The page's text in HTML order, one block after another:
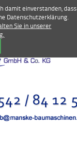
damit einverstanden, dass
Datenschutzerklärung.
Sie in unserer